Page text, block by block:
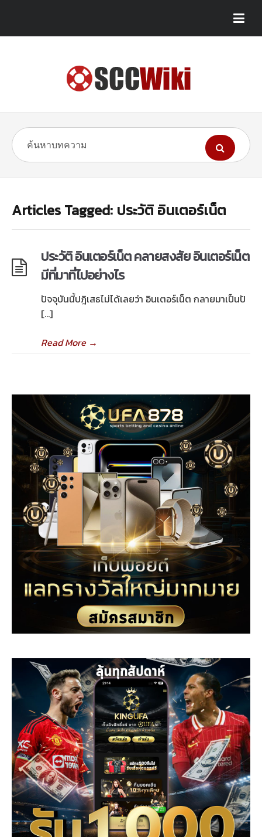
Articles Tagged: ประวัติ อินเตอร์เน็ต
ประวัติ อินเตอร์เน็ต คลายสงสัย อินเตอร์เน็ต
มีที่มาที่ไปอย่างไร
ปัจจุบันนี้ปฎิเสธไม่ได้เลยว่า อินเตอร์เน็ต กลายมาเป็นปั
[…]
Read More→